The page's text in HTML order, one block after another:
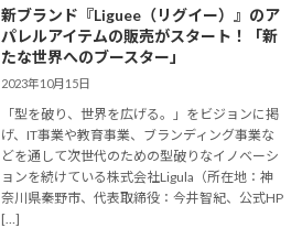
新ブランド『Liguee（リグイー）』のア
パレルアイテムの販売がスタート！「新
たな世界へのブースター」
2023年10月15日
「型を破り、世界を広げる。」をビジョンに掲
げ、IT事業や教育事業、ブランディング事業な
どを通して次世代のための型破りなイノベーシ
ョンを続けている株式会社Ligula（所在地：神
奈川県秦野市、代表取締役：今井智紀、公式HP
[…]